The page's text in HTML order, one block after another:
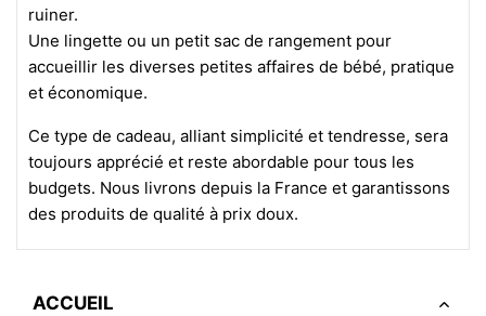
ruiner.
Une lingette ou un petit sac de rangement pour
accueillir les diverses petites affaires de bébé, pratique
et économique.
Ce type de cadeau, alliant simplicité et tendresse, sera
toujours apprécié et reste abordable pour tous les
budgets. Nous livrons depuis la France et garantissons
des produits de qualité à prix doux.
ACCUEIL